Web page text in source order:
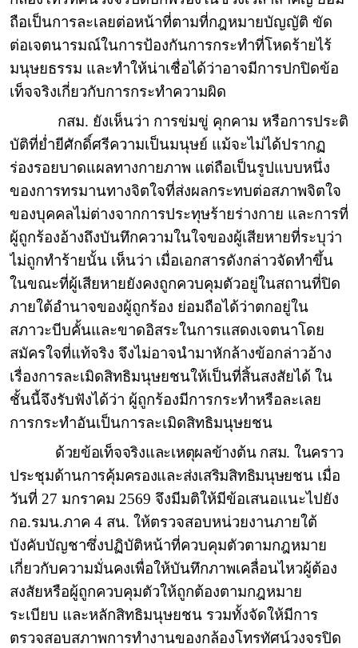
ถือเป็นการละเลยต่อหน้าที่ตามที่กฎหมายบัญญัติ ขัด
ต่อเจตนารมณ์ในการป้องกันการกระทำที่โหดร้ายไร้
มนุษยธรรม และทำให้น่าเชื่อได้ว่าอาจมีการปกปิดข้อ
เท็จจริงเกี่ยวกับการกระทำความผิด
กสม. ยังเห็นว่า การข่มขู่ คุกคาม หรือการประติ
บัติที่ย่ำยีศักดิ์ศรีความเป็นมนุษย์ แม้จะไม่ได้ปรากฏ
ร่องรอยบาดแผลทางกายภาพ แต่ถือเป็นรูปแบบหนึ่ง
ของการทรมานทางจิตใจที่ส่งผลกระทบต่อสภาพจิตใจ
ของบุคคลไม่ต่างจากการประทุษร้ายร่างกาย และการที่
ผู้ถูกร้องอ้างถึงบันทึกความในใจของผู้เสียหายที่ระบุว่า
ไม่ถูกทำร้ายนั้น เห็นว่า เมื่อเอกสารดังกล่าวจัดทำขึ้น
ในขณะที่ผู้เสียหายยังคงถูกควบคุมตัวอยู่ในสถานที่ปิด
ภายใต้อำนาจของผู้ถูกร้อง ย่อมถือได้ว่าตกอยู่ใน
สภาวะบีบคั้นและขาดอิสระในการแสดงเจตนาโดย
สมัครใจที่แท้จริง จึงไม่อาจนำมาหักล้างข้อกล่าวอ้าง
เรื่องการละเมิดสิทธิมนุษยชนให้เป็นที่สิ้นสงสัยได้ ใน
ชั้นนี้จึงรับฟังได้ว่า ผู้ถูกร้องมีการกระทำหรือละเลย
การกระทำอันเป็นการละเมิดสิทธิมนุษยชน
ด้วยข้อเท็จจริงและเหตุผลข้างต้น กสม. ในคราว
ประชุมด้านการคุ้มครองและส่งเสริมสิทธิมนุษยชนเมื่อ
วันที่ 27 มกราคม 2569 จึงมีมติให้มีข้อเสนอแนะไปยัง
กอ.รมน.ภาค 4 สน. ให้ตรวจสอบหน่วยงานภายใต้
บังคับบัญชาซึ่งปฏิบัติหน้าที่ควบคุมตัวตามกฎหมาย
เกี่ยวกับความมั่นคงเพื่อให้บันทึกภาพเคลื่อนไหวผู้ต้อง
สงสัยหรือผู้ถูกควบคุมตัวให้ถูกต้องตามกฎหมาย
ระเบียบ และหลักสิทธิมนุษยชน รวมทั้งจัดให้มีการ
ตรวจสอบสภาพการทำงานของกล้องโทรทัศน์วงจรปิด